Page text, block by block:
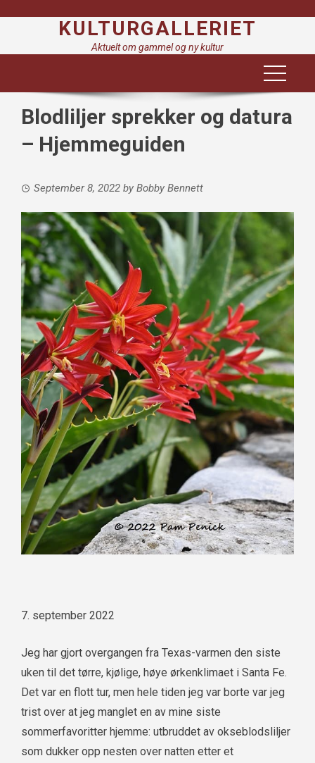
KULTURGALLERIET
Aktuelt om gammel og ny kultur
Blodliljer sprekker og datura
– Hjemmeguiden
September 8, 2022 by Bobby Bennett
7. september 2022
Jeg har gjort overgangen fra Texas-varmen den siste
uken til det tørre, kjølige, høye ørkenklimaet i Santa Fe.
Det var en flott tur, men hele tiden jeg var borte var jeg
trist over at jeg manglet en av mine siste
sommerfavoritter hjemme: utbruddet av okseblodsliljer
som dukker opp nesten over natten etter et